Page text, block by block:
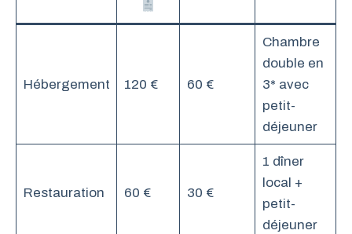
Hébergement 120 € 60 €
Chambre
double en
3* avec
petit-
déjeuner
Restauration 60 € 30 €
1 dîner
local +
petit-
déjeuner